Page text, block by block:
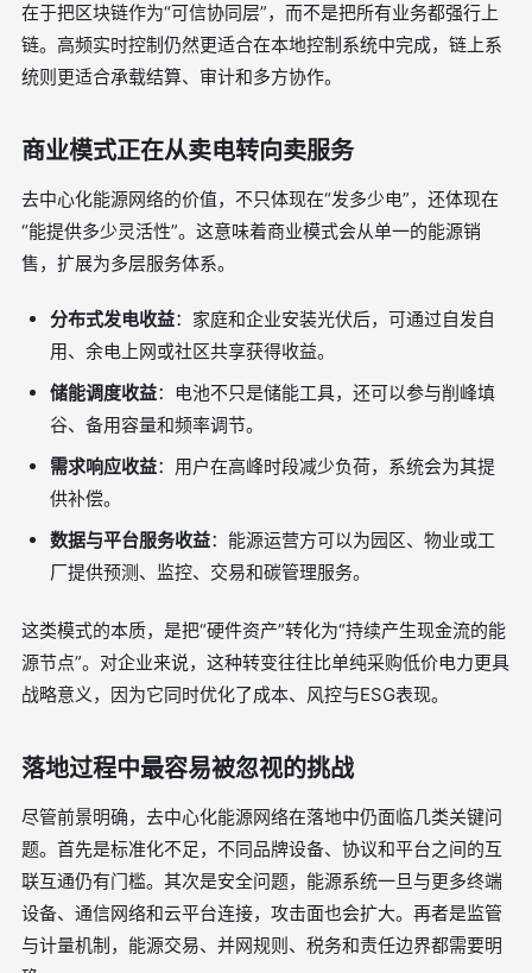
在于把区块链作为“可信协同层”，而不是把所有业务都强行上
链。高频实时控制仍然更适合在本地控制系统中完成，链上系
统则更适合承载结算、审计和多方协作。
商业模式正在从卖电转向卖服务
去中心化能源网络的价值，不只体现在“发多少电”，还体现在
“能提供多少灵活性”。这意味着商业模式会从单一的能源销
售，扩展为多层服务体系。
分布式发电收益：家庭和企业安装光伏后，可通过自发自
用、余电上网或社区共享获得收益。
储能调度收益：电池不只是储能工具，还可以参与削峰填
谷、备用容量和频率调节。
需求响应收益：用户在高峰时段减少负荷，系统会为其提
供补偿。
数据与平台服务收益：能源运营方可以为园区、物业或工
厂提供预测、监控、交易和碳管理服务。
这类模式的本质，是把“硬件资产”转化为“持续产生现金流的能
源节点”。对企业来说，这种转变往往比单纯采购低价电力更具
战略意义，因为它同时优化了成本、风控与ESG表现。
落地过程中最容易被忽视的挑战
尽管前景明确，去中心化能源网络在落地中仍面临几类关键问
题。首先是标准化不足，不同品牌设备、协议和平台之间的互
联互通仍有门槛。其次是安全问题，能源系统一旦与更多终端
设备、通信网络和云平台连接，攻击面也会扩大。再者是监管
与计量机制，能源交易、并网规则、税务和责任边界都需要明